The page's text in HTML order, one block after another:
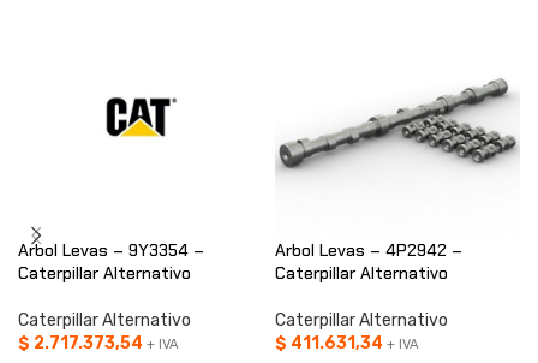
Arbol Levas – 9Y3354 –
Caterpillar Alternativo
Caterpillar Alternativo
$ 2.717.373,54 + IVA
Arbol Levas – 4P2942 –
Caterpillar Alternativo
Caterpillar Alternativo
$ 411.631,34 + IVA